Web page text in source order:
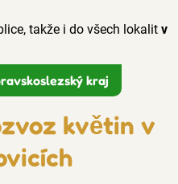
takže i do všech lokalit v
kraj
květin v